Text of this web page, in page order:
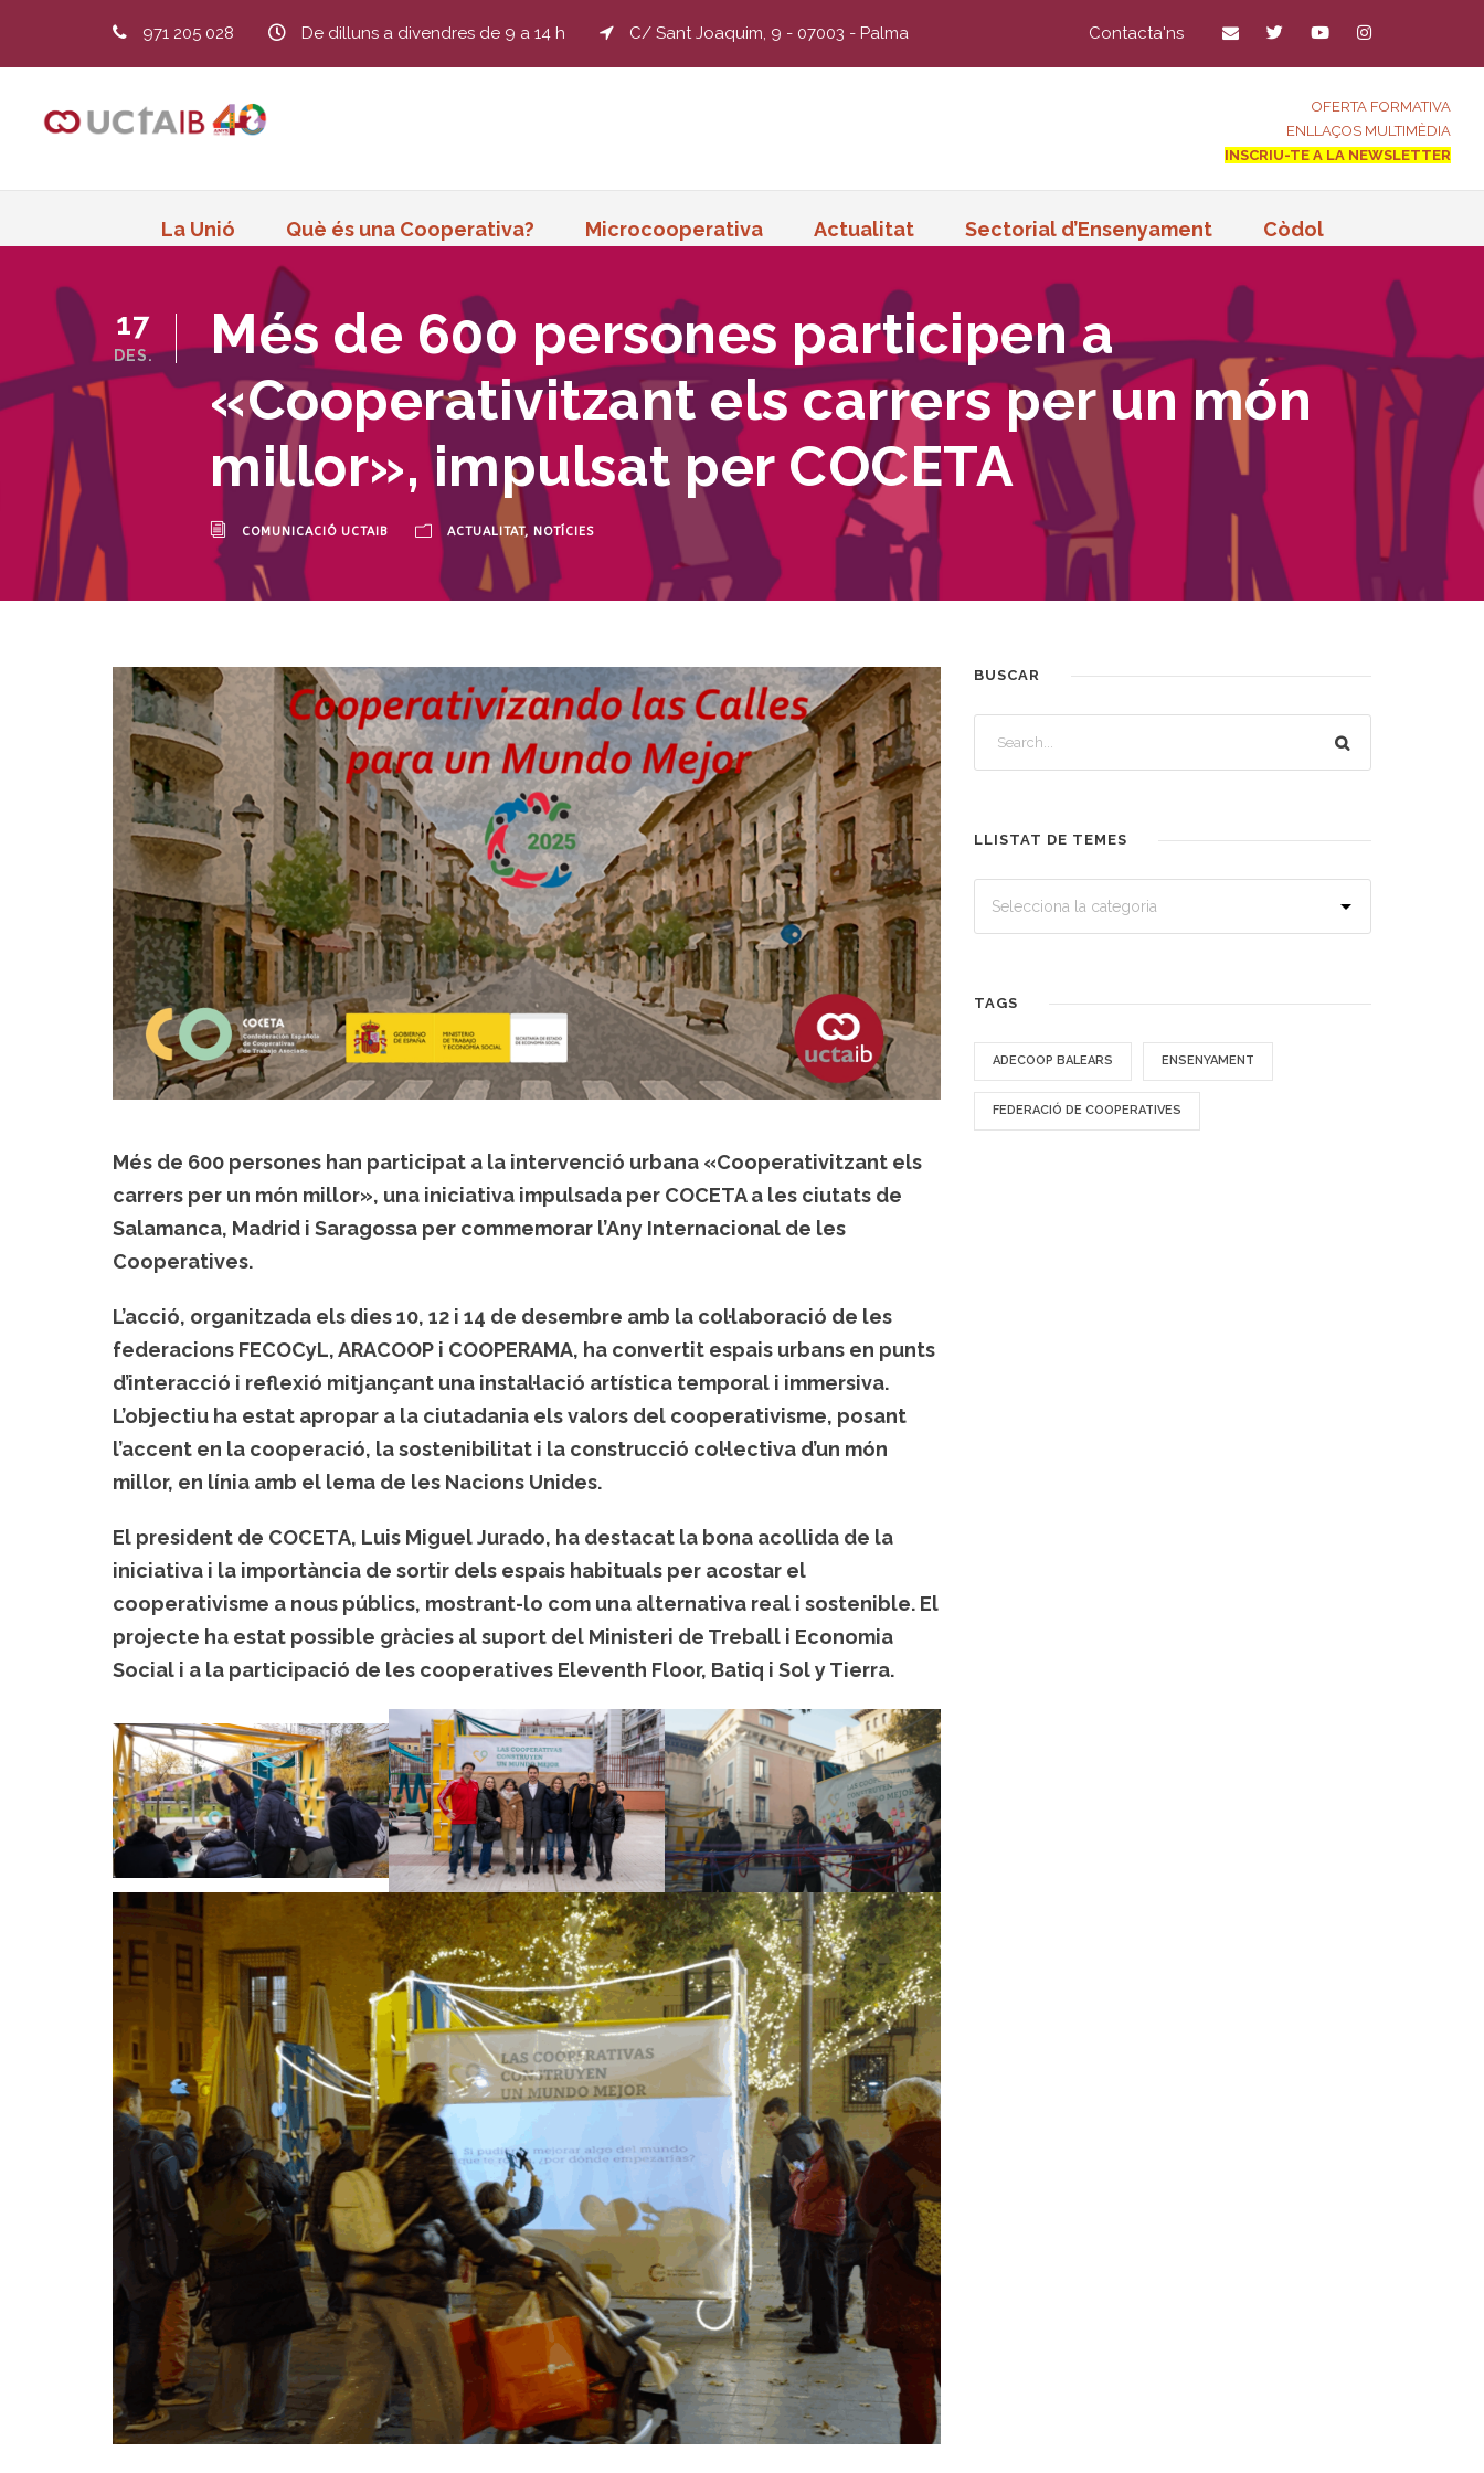
971 205 028 De dilluns a divendres de 9 a 14 h C/ Sant Joaquim, 9 - 07003 - Palma Contacta'ns
OFERTA FORMATIVA
ENLLAÇOS MULTIMÈDIA
INSCRIU-TE A LA NEWSLETTER
La Unió Què és una Cooperativa? Microcooperativa Actualitat Sectorial d’Ensenyament Còdol
17
DES.
Més de 600 persones participen a
«Cooperativitzant els carrers per un món
millor», impulsat per COCETA
COMUNICACIÓ UCTAIB ACTUALITAT, NOTÍCIES
Més de 600 persones han participat a la intervenció urbana «Cooperativitzant els
carrers per un món millor», una iniciativa impulsada per COCETAa les ciutats de
Salamanca, Madrid i Saragossa per commemorar l’Any Internacional de les
Cooperatives.
L’acció, organitzada els dies 10, 12 i 14 de desembre amb la col·laboració de les
federacions FECOCyL, ARACOOP i COOPERAMA, ha convertit espais urbans en punts
d’interacció i reflexió mitjançant una instal·lació artística temporal i immersiva.
L’objectiu ha estat apropar a la ciutadania elsvalors del cooperativisme, posant
l’accent en la cooperació, la sostenibilitat i la construcció col·lectiva d’un món
millor, en línia amb el lema de les Nacions Unides.
El president de COCETA, Luis Miguel Jurado, ha destacat la bona acollida de la
iniciativa i la importància de sortir dels espais habituals per acostar el
cooperativisme a nous públics, mostrant-lo com una alternativa real i sostenible. El
projecte ha estat possible gràcies al suport del Ministeri de Treball i Economia
Social i a la participació de les cooperatives Eleventh Floor, Batiq i Sol y Tierra.
BUSCAR
LLISTAT DE TEMES
TAGS
ADECOOP BALEARS ENSENYAMENT
FEDERACIÓ DE COOPERATIVES